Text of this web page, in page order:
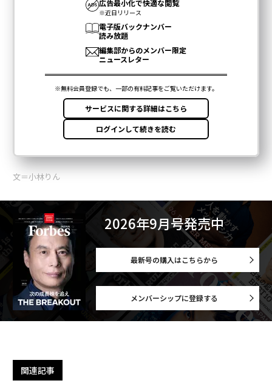
文＝小林りん
2026年9月号発売中
最新号の購入はこちらから
メンバーシップに登録する
関連記事